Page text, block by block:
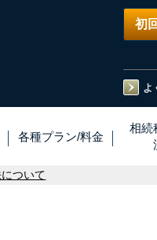
初
よ
各種プラン/料金
相続
ついて